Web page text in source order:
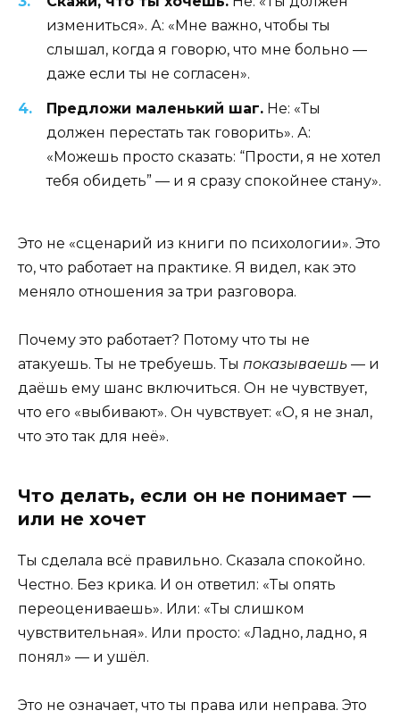
измениться». А: «Мне важно, чтобы ты
слышал, когда я говорю, что мне больно —
даже если ты не согласен».
Предложи маленький шаг. Не: «Ты
должен перестать так говорить». А:
«Можешь просто сказать: “Прости, я не хотел
тебя обидеть” — и я сразу спокойнее стану».
Это не «сценарий из книги по психологии». Это
то, что работает на практике. Я видел, как это
меняло отношения за три разговора.
Почему это работает? Потому что ты не
атакуешь. Ты не требуешь. Ты показываешь — и
даёшь ему шанс включиться. Он не чувствует,
что его «выбивают». Он чувствует: «О, я не знал,
что это так для неё».
Что делать, если он не понимает —
или не хочет
Ты сделала всё правильно. Сказала спокойно.
Честно. Без крика. И он ответил: «Ты опять
переоцениваешь». Или: «Ты слишком
чувствительная». Или просто: «Ладно, ладно, я
понял» — и ушёл.
Это не означает, что ты права или неправа. Это